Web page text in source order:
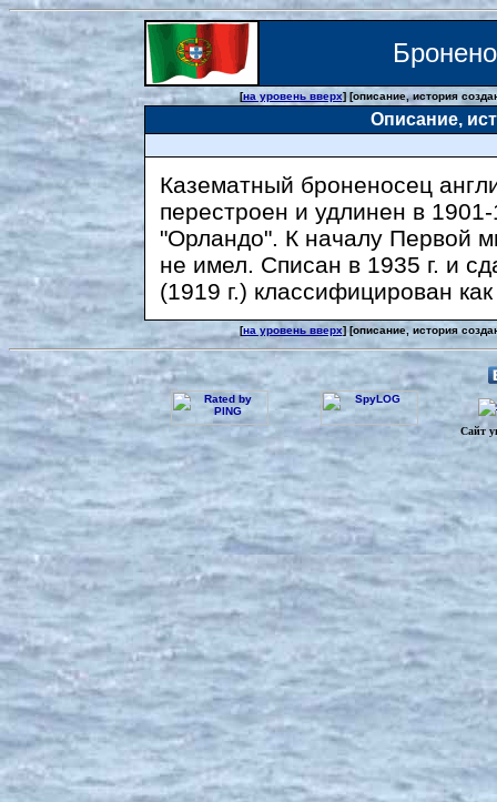
[на уровень вверх] [описание, история
Описание,
Казематный броненосец
перестроен и удлинен в
"Орландо". К началу Первой
не имел. Списан в 1935 г. и
(1919 г.) классифицирован
[на уровень вверх] [описание, история
Сайт